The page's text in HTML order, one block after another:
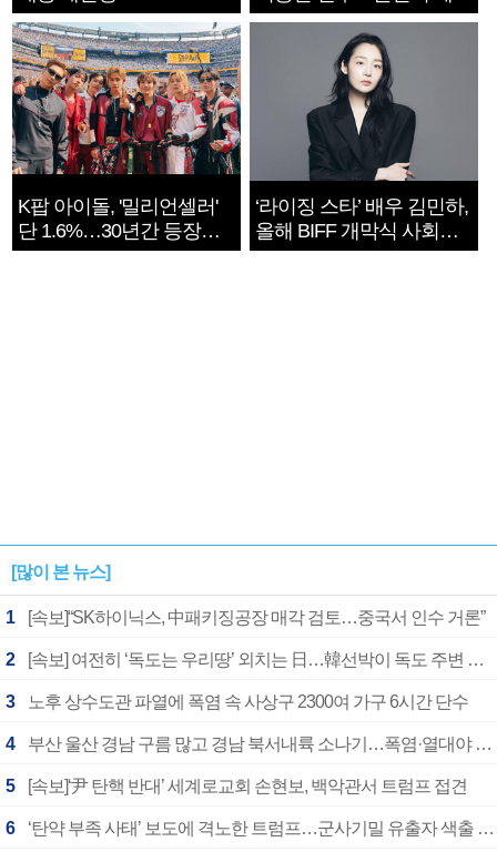
지는 ‘전쟁 속죄’
K팝 아이돌, '밀리언셀러'
단 1.6%…30년간 등장
1182개팀 전수조사
‘라이징 스타’ 배우 김민하,
올해 BIFF 개막식 사회자
확정
[많이 본 뉴스]
1 [속보]“SK하이닉스, 中패키징공장 매각 검토…중국서 인수 거론”
2 [속보] 여전히 ‘독도는 우리땅’ 외치는 日…韓선박이 독도 주변 해양조사 활동하자 반발
3 노후 상수도관 파열에 폭염 속 사상구 2300여 가구 6시간 단수
4 부산 울산 경남 구름 많고 경남 북서내륙 소나기…폭염·열대야 계속
5 [속보]‘尹 탄핵 반대’ 세계로교회 손현보, 백악관서 트럼프 접견
6 ‘탄약 부족 사태’ 보도에 격노한 트럼프…군사기밀 유출자 색출 지시